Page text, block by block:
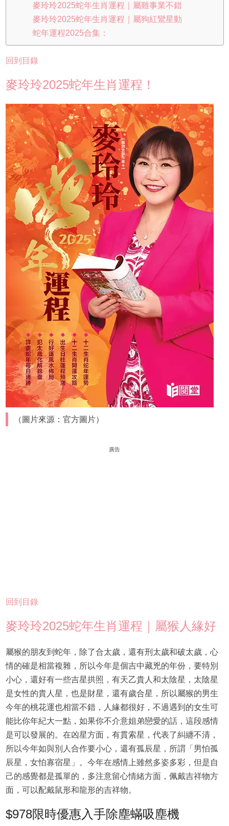
麥玲玲2025蛇年生肖運程｜屬雞事業不錯
麥玲玲2025蛇年生肖運程｜屬狗紅鸞星動
蛇年運程2025合集：
回到目錄
麥玲玲2025蛇年生肖運程！
（圖片來源：官方圖片）
廣告
回到目錄
麥玲玲2025蛇年生肖運程｜屬猴人緣好
屬猴的朋友到蛇年，除了合太歲，還有刑太歲和破太歲，心
情的確是相當複雜，所以今年是個吉中藏兇的年份，要特別
小心，還好有一些吉星拱照，有天乙貴人和太陰星，太陰星
是女性的貴人星，也是財星，還有歲合星，所以屬猴的男生
今年的桃花運也相當不錯，人緣都很好，不過遇到的女生可
能比你年紀大一點，如果你不介意姐弟戀愛的話，這段感情
是可以發展的。在凶星方面，有貫索星，代表了糾纏不清，
所以今年如與別人合作要小心，還有孤辰星，所謂「男怕孤
辰星，女怕寡宿星」。今年在感情上雖然多姿多彩，但是自
己的感覺都是孤單的，多注意留心情緒方面，佩戴吉祥物方
面，可以配戴鼠形和龍形的吉祥物。
$978限時優惠入手除塵蟎吸塵機